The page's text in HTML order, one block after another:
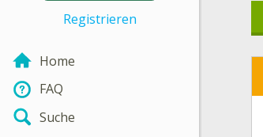
Registrieren
Home
FAQ
Suche